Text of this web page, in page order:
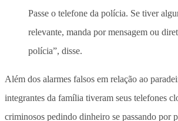
Passe o telefone da polícia. Se tiver
relevante, manda por mensagem ou
polícia”, disse.
Além dos alarmes falsos em relação ao
integrantes da família tiveram seus telefones
criminosos pedindo dinheiro se passando por